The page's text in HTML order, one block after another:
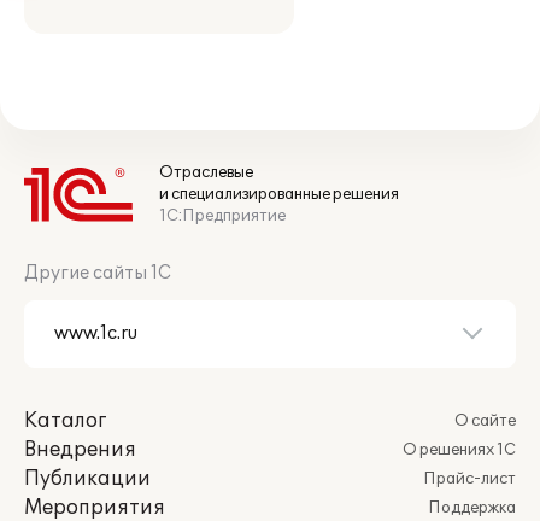
Отраслевые
и специализированные решения
1С:Предприятие
Другие сайты 1С
Каталог
Внедрения
Публикации
Мероприятия
О сайте
О решениях 1С
Прайс-лист
Поддержка